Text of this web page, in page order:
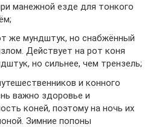
манежной езде для тонкого
же мундштук, но снабжённый
Действует на рот коня
но сильнее, чем трензель;
и конного
важно здоровье и
коней, поэтому на ночь их
Зимние попоны